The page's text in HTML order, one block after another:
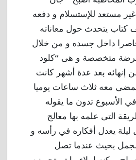
مستعد للإستسلام و دفعه
كتاب يتحدث حول معاناته
داخل جسده و من خلال
متخصصة و هى “كلود
إنهائه بعد عدة أشهر كانت
معه ثلاث ساعات يوميا
الأسبوع تدون ما يقوله
التى علمه بها معالج
يعدل أفكاره في رأسه و
بحيث عندما تصل